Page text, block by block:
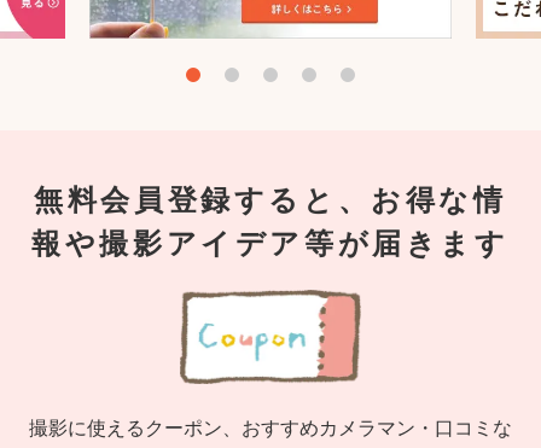
無料会員登録すると、お得な情
報や撮影アイデア等が届きます
撮影に使えるクーポン、おすすめカメラマン・口コミな